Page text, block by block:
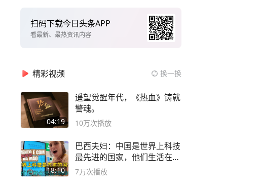
扫码下载今日头条APP
看最新、最热资讯内容
精彩视频 换一换
04:19
遥望觉醒年代，《热血》铸就
警魂。
10万次播放
18:10
巴西夫妇：中国是世界上科技
最先进的国家，他们生活在
2999年
7万次播放